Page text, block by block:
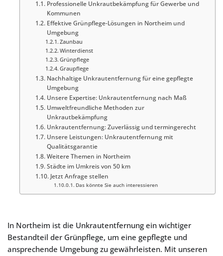
Professionelle Unkrautbekämpfung für Gewerbe und
Kommunen
Effektive Grünpflege-Lösungen in Northeim und
Umgebung
Zaunbau
Winterdienst
Grünpflege
Graupflege
Nachhaltige Unkrautentfernung für eine gepflegte
Umgebung
Unsere Expertise: Unkrautentfernung nach Maß
Umweltfreundliche Methoden zur
Unkrautbekämpfung
Unkrautentfernung: Zuverlässig und termingerecht
Unsere Leistungen: Unkrautentfernung mit
Qualitätsgarantie
Weitere Themen in Northeim
Städte im Umkreis von 50 km
Jetzt Anfrage stellen
Das könnte Sie auch interessieren
In Northeim ist die Unkrautentfernung ein wichtiger
Bestandteil der Grünpflege, um eine gepflegte und
ansprechende Umgebung zu gewährleisten. Mit unseren